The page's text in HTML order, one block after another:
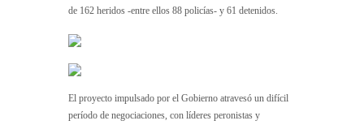
de 162 heridos -entre ellos 88 policías- y 61 detenidos.
El proyecto impulsado por el Gobierno atravesó un difícil
período de negociaciones, con líderes peronistas y